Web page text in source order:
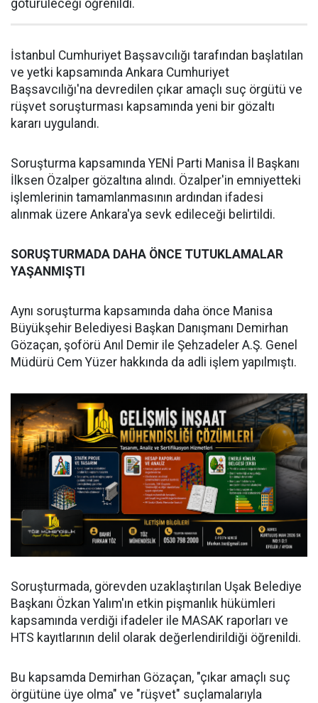
götürüleceği öğrenildi.
İstanbul Cumhuriyet Başsavcılığı tarafından başlatılan
ve yetki kapsamında Ankara Cumhuriyet
Başsavcılığı'na devredilen çıkar amaçlı suç örgütü ve
rüşvet soruşturması kapsamında yeni bir gözaltı
kararı uygulandı.
Soruşturma kapsamında YENİ Parti Manisa İl Başkanı
İlksen Özalper gözaltına alındı. Özalper'in emniyetteki
işlemlerinin tamamlanmasının ardından ifadesi
alınmak üzere Ankara'ya sevk edileceği belirtildi.
SORUŞTURMADA DAHA ÖNCE TUTUKLAMALAR
YAŞANMIŞTI
Aynı soruşturma kapsamında daha önce Manisa
Büyükşehir Belediyesi Başkan Danışmanı Demirhan
Gözaçan, şoförü Anıl Demir ile Şehzadeler A.Ş. Genel
Müdürü Cem Yüzer hakkında da adli işlem yapılmıştı.
Soruşturmada, görevden uzaklaştırılan Uşak Belediye
Başkanı Özkan Yalım'ın etkin pişmanlık hükümleri
kapsamında verdiği ifadeler ile MASAK raporları ve
HTS kayıtlarının delil olarak değerlendirildiği öğrenildi.
Bu kapsamda Demirhan Gözaçan, "çıkar amaçlı suç
örgütüne üye olma" ve "rüşvet" suçlamalarıyla